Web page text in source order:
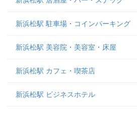
新浜松駅 駐車場・コインパーキング
新浜松駅 美容院・美容室・床屋
新浜松駅 カフェ・喫茶店
新浜松駅 ビジネスホテル